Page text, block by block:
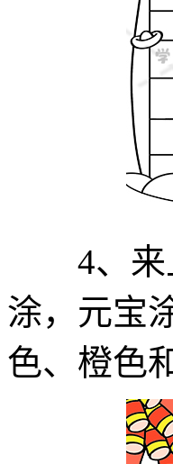
4、来上
涂，元宝
色、橙色